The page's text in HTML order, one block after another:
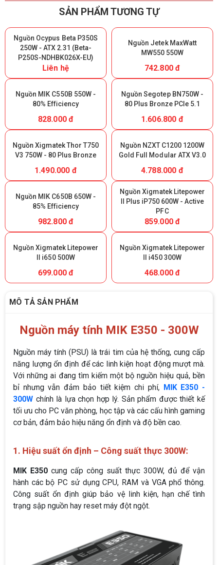
SẢN PHẨM TƯƠNG TỰ
Nguồn Ocypus Beta P350S
250W - ATX 2.31 (Beta-
P250S-NDHBK026X-EU)
Liên hệ
Nguồn Jetek MaxWatt
MW550 550W
742.800 đ
Nguồn MIK C550B 550W -
80% Efficiency
828.000 đ
Nguồn Segotep BN750W -
80 Plus Bronze PCIe 5.1
1.606.800 đ
Nguồn Xigmatek Thor T750
V3 750W - 80 Plus Bronze
1.490.000 đ
Nguồn NZXT C1200 1200W
Gold Full Modular ATX V3.0
4.788.000 đ
Nguồn MIK C650B 650W -
85% Efficiency
982.800 đ
Nguồn Xigmatek Litepower
II Plus iP750 600W - Active
PFC
859.000 đ
Nguồn Xigmatek Litepower
II i650 500W
699.000 đ
Nguồn Xigmatek Litepower
II i450 300W
468.000 đ
MÔ TẢ SẢN PHẨM
Nguồn máy tính MIK E350 - 300W
Nguồn máy tính (PSU) là trái tim của hệ thống, cung cấp
năng lượng ổn định để các linh kiện hoạt động mượt mà.
Với những ai đang tìm kiếm một bộ nguồn hiệu quả, bền
bỉ nhưng vẫn đảm bảo tiết kiệm chi phí, MIK E350 -
300W chính là lựa chọn hợp lý. Sản phẩm được thiết kế
tối ưu cho PC văn phòng, học tập và các cấu hình gaming
cơ bản, đảm bảo hiệu năng ổn định và độ bền cao.
1. Hiệu suất ổn định – Công suất thực 300W:
MIK E350 cung cấp công suất thực 300W, đủ để vận
hành các bộ PC sử dụng CPU, RAM và VGA phổ thông.
Công suất ổn định giúp bảo vệ linh kiện, hạn chế tình
trạng sập nguồn hay reset máy đột ngột.